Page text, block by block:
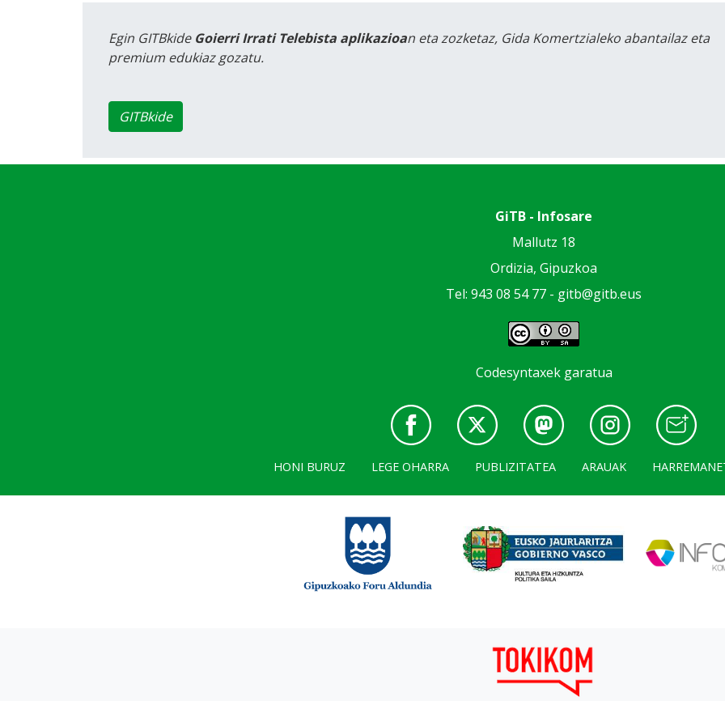
Egin GITBkide Goierri Irrati Telebista aplikazioan eta zozketaz, Gida Komertzialeko abantailaz eta
premium edukiaz gozatu.
GITBkide
GiTB - Infosare
Mallutz 18
Ordizia, Gipuzkoa
Tel: 943 08 54 77 - gitb@gitb.eus
Codesyntaxek garatua
HONI BURUZ LEGE OHARRA PUBLIZITATEA ARAUAK